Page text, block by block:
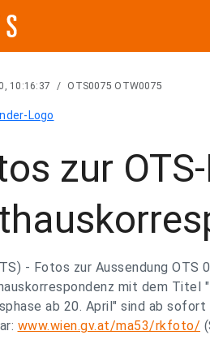
10:16:37 / OTS0075 OTW0075
zur
- Fotos zur Aussendung OTS
mit dem Titel
ab 20. April" sind ab
www.wien.gv.at/ma53/rkfoto/